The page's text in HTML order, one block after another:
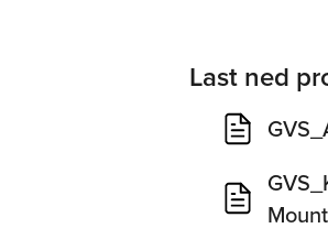
Last ned